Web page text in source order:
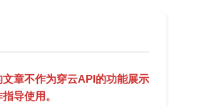
章不作为穿云API的功能展示
导使用。